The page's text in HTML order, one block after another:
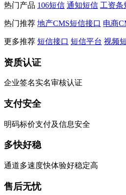
热门产品 106短信 通知短信 工资条
热门推荐 地产CMS短信接口 电商
更多推荐 短信接口 短信平台 视频
资质认证
企业签名实名审核认证
支付安全
明码标价支付及信息安全
多快好稳
通道多速度快体验好稳定高
售后无忧